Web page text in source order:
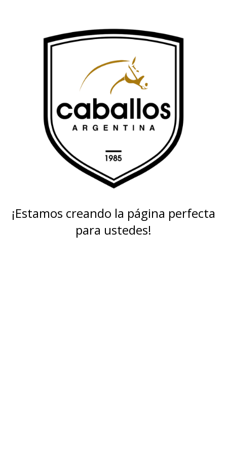
¡Estamos creando la página perfecta
para ustedes!